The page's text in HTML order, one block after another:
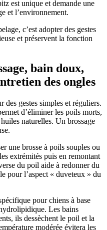
est unique et demande une
et l’environnement.
c’est adopter des gestes
et préservent la fonction
bain doux,
des ongles
gestes simples et réguliers.
d’éliminer les poils morts,
naturelles. Un brossage
une brosse à poils souples ou
extrémités puis en remontant
du poil aide à redonner du
pour l’aspect « duveteux » du
pour chiens à base
Les bains
ils dessèchent le poil et la
modérée évitera les